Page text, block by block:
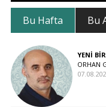
Bu Hafta Bu
YENİ
ORHAN